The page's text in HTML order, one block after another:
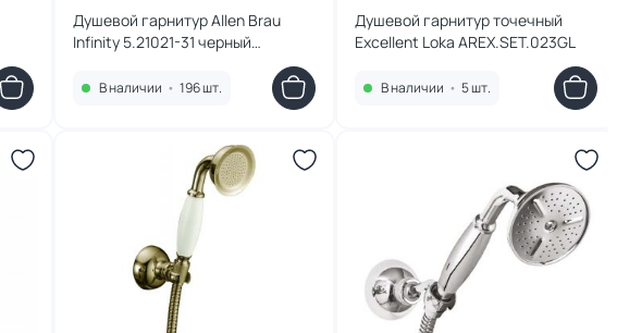
Душевой гарнитур Allen Brau
Infinity 5.21021-31 черный
В наличии • 196 шт.
Душевой гарнитур точечный
Excellent Loka AREX.SET.023GL
В наличии • 5 шт.